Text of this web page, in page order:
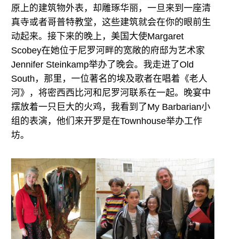
原上的建筑物外表，却雕琢华丽，一旦来到一座清
真寺或者哥普特教堂，这些建筑就会在你的眼前生
动起来。接下来的晚上，美国大使Margaret
Scobey在她位于尼罗河畔的宽敞的府邸为艺术家
Jennifer Steinkamp举办了晚会。我走进了Old
South，那里，一位著名的埃及歌者在唱着《老人
河》，将密西西比河和尼罗河联系在一起。晚宴中
摆放着一只巨大的火鸡，我看到了My Barbarian小
组的表演，他们来开罗是在Townhouse举办工作
坊。